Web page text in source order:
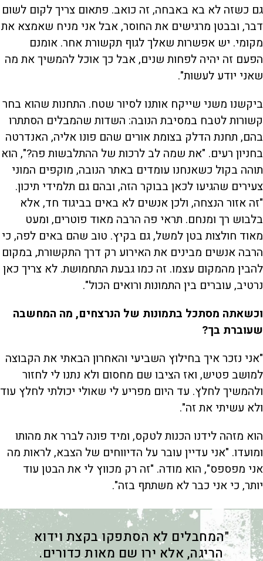
גם כשזה לא בא באבחה, זה כואב. פתאום צריך לקום לשום
דבר, ובבטן מרגישים את החוסר, אבל אני מניח שאמצא את
מקומי. יש אפשרות שאלך לגוף תקשורת אחר. אומנם
הפעם זה יהיה לפחות שנים, אבל כך אוכל להמשיך את מה
שאני יודע לעשות".
ביקשנו משני שייקח אותנו לסיור שטח. התחנות שהוא בחר
קשורות לטבח במסיבת הנובה: השדות שהמבלים הסתתרו
בהם, תחנת הדלק בצומת אורים שהם פונו אליה, האנדרטה
בחניון רעים. "את שמה לב לרכות של ההתלבשות פה?", הוא
תוהה בקול כשאנחנו עומדים באתר הנובה, מוקפים המוני
צעירים שהגיעו לכאן בבוקר הזה, ובהם גם תלמידי תיכון.
"זה אזור הנצחה, ולכן אנשים לא באים בביגוד חד, אלא
בלבוש רך ומנחם. תראי פה הרבה מאוד פוטרים, ומעט
מאוד חולצות בטן למשל, גם בקיץ. טוב שהם באים לפה, כי
הרבה אנשים מבינים את האירוע רק דרך התקשורת, במקום
להבין מהמקום עצמו. זה כמו גבעת התחמושת. לא צריך כאן
נרטיב, עוברים בין התמונות ורואים הכול".
וכשאתה מסתכל בתמונות של הנרצחים, מה המחשבה
שעוברת בך?
"אני נזכר איך בחילוץ השביעי והאחרון הבאתי את הקבוצה
למושב פטיש, ואז הציבו שם מחסום ולא נתנו לי לחזור
ולהמשיך לחלץ. עד היום מפריע לי שאולי יכולתי לחלץ עוד
ולא עשיתי את זה".
הוא מזהה לידנו הכנות לטקס, ומיד פונה לברר את מהותו
ומועדו. "אני עדיין עובר על הדיווחים של הצבא, לראות מה
אני מפספס", הוא מודה. "זה רק מכווץ לי את הבטן עוד
יותר, כי אני כבר לא משתתף בזה".
"המחבלים לא הסתפקו בקצת וידוא
הריגה, אלא ירו שם מאות כדורים.